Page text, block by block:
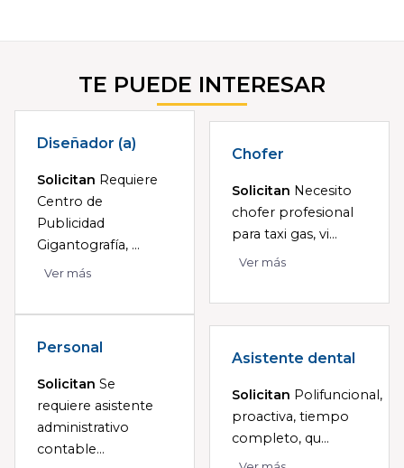
TE PUEDE INTERESAR
Diseñador (a)
Solicitan Requiere
Centro de
Publicidad
Gigantografía, ...
Ver más
Chofer
Solicitan Necesito
chofer profesional
para taxi gas, vi...
Ver más
Personal
Solicitan Se
requiere asistente
administrativo
contable...
Asistente dental
Solicitan Polifuncional,
proactiva, tiempo
completo, qu...